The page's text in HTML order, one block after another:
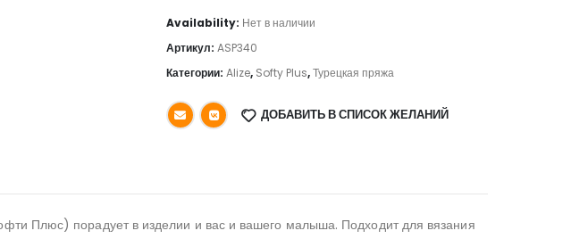
Availability: Нет в наличии
Артикул: ASP340
Категории: Alize, Softy Plus,Турецкая пряжа
ДОБАВИТЬ В СПИСОК ЖЕЛАНИЙ
Плюс) порадует в изделии и вас и вашего малыша. Подходит для вязания